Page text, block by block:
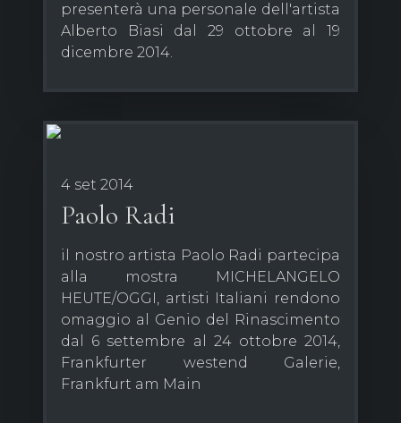
presenterà una personale dell'artista
Alberto Biasi dal 29 ottobre al 19
dicembre 2014.
4 set 2014
Paolo Radi
il nostro artista Paolo Radi partecipa
alla mostra MICHELANGELO
HEUTE/OGGI, artisti Italiani rendono
omaggio al Genio del Rinascimento
dal 6 settembre al 24 ottobre 2014,
Frankfurter westend Galerie,
Frankfurt am Main